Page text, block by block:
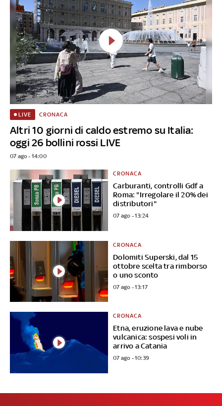
Altri 10 giorni di caldo estremo su Italia:
oggi 26 bollini rossi LIVE
LIVE CRONACA
07 ago - 14:00
Carburanti, controlli Gdf a
Roma: "Irregolare il 20% dei
distributori"
CRONACA
07 ago - 13:24
Dolomiti Superski, dal 15
ottobre scelta tra rimborso
o uno sconto
CRONACA
07 ago - 13:17
Etna, eruzione lava e nube
vulcanica: sospesi voli in
arrivo a Catania
CRONACA
07 ago - 10:39